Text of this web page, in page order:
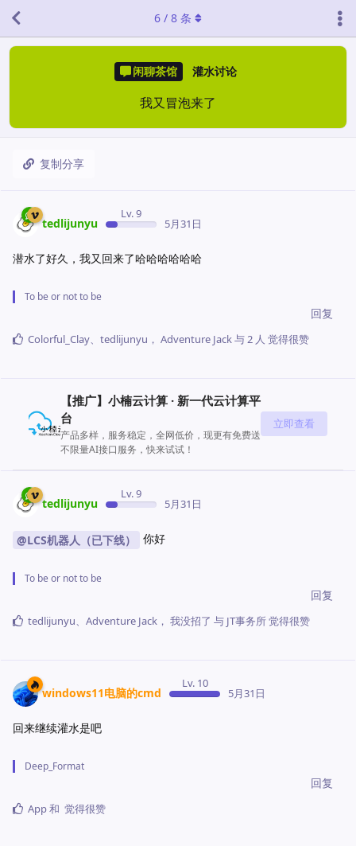
闲聊茶馆 灌水讨论
我又冒泡来了
复制分享
6 / 8 条
tedlijunyu
Lv. 9
5月31日
潜水了好久，我又回来了哈哈哈哈哈哈
To be or not to be
回复
Colorful_Clay、 tedlijunyu ， Adventure Jack与2 人 觉得很赞
【推广】小楠云计算 · 新一代云计算平
台
产品多样，服务稳定，全网低价，现更有免费送
不限量AI接口服务，快来试试！
立即查看
tedlijunyu
Lv. 9
5月31日
@LCS机器人（已下线） 你好
To be or not to be
回复
tedlijunyu、 Adventure Jack ， 我没招了 与 JT事务所觉得很赞
windows11电脑的cmd
Lv. 10
5月31日
回来继续灌水是吧
Deep_Format
回复
App和 觉得很赞